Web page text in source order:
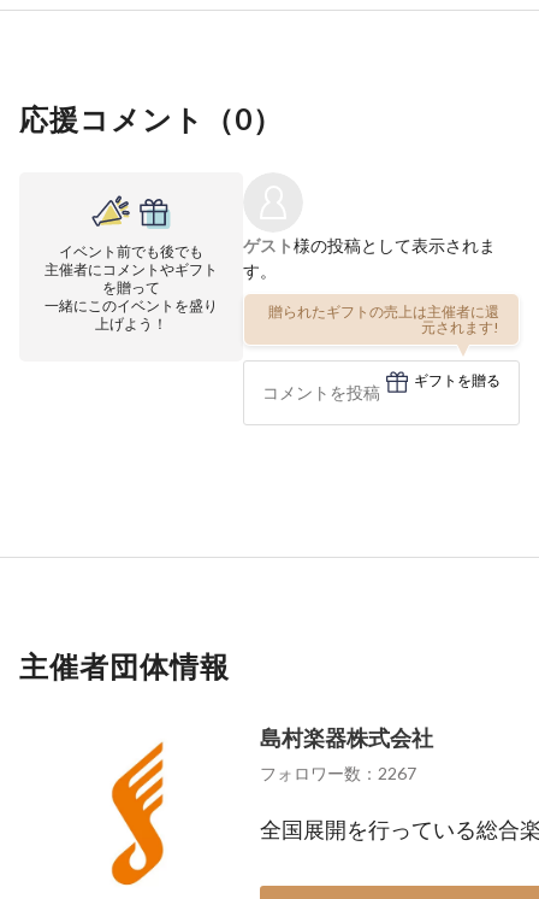
応援コメント（0）
イベント前でも後でも
主催者にコメントやギフト
を贈って
一緒にこのイベントを盛り
上げよう！
ゲスト様の投稿として表示されま
す。
贈られたギフトの売上は主催者に還
元されます!
ギフトを贈る
主催者団体情報
島村楽器株式会社
フォロワー数：2267
全国展開を行っている総合